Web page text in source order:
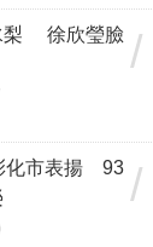
梨 徐欣瑩臉 /
化市表揚 93 /